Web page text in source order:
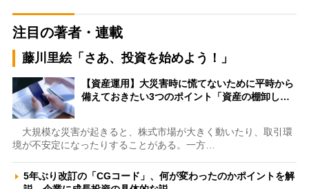
注目の著者・連載
藤川里絵「さあ、投資を始めよう！」
【資産運用】大災害時に慌てないために平時から
備えておきたい3つのポイント「資産の棚卸し…
大規模な災害が起きると、株式市場が大きく動いたり、取引環
境が不安定になったりすることがある。一方…
5年ぶり改訂の「CGコード」、何が変わったのかポイントを解